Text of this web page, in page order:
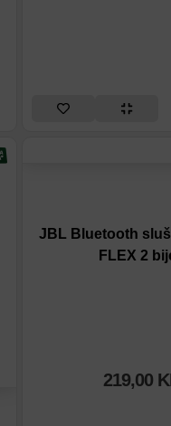
JBL Bluetooth
FLEX 2
219,00